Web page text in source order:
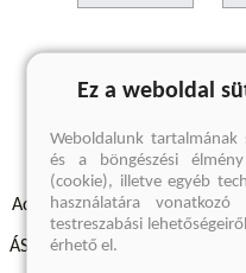
A keresett
Adatvédelmi szabályzatok
ÁSZF - Vásárlási feltételek
Ez a weboldal
Weboldalunk tartalmának
és a böngészési
(cookie), illetve egyéb
használatára
testreszabási
érhető el.